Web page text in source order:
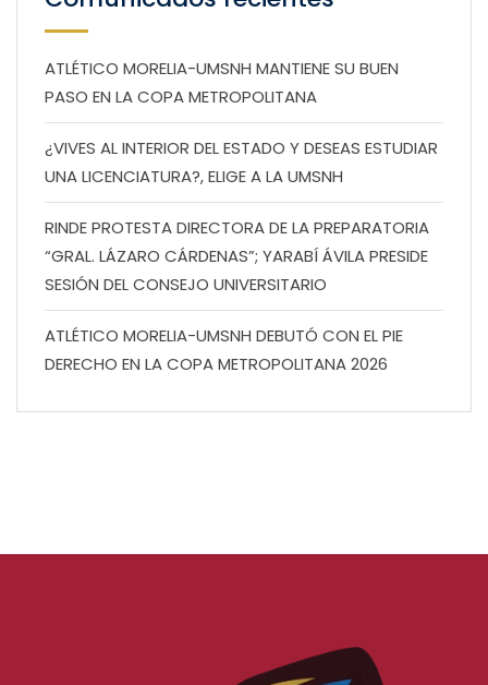
ATLÉTICO MORELIA-UMSNH MANTIENE SU BUEN
PASO EN LA COPA METROPOLITANA
¿VIVES AL INTERIOR DEL ESTADO Y DESEAS ESTUDIAR
UNA LICENCIATURA?, ELIGE A LA UMSNH
RINDE PROTESTA DIRECTORA DE LA PREPARATORIA
“GRAL. LÁZARO CÁRDENAS”; YARABÍ ÁVILA PRESIDE
SESIÓN DEL CONSEJO UNIVERSITARIO
ATLÉTICO MORELIA-UMSNH DEBUTÓ CON EL PIE
DERECHO EN LA COPA METROPOLITANA 2026